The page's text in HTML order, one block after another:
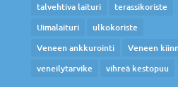
talvehtiva laituri
terassikoriste
Uimalaituri
ulkokoriste
Veneen ankkurointi
Veneen
veneilytarvike
vihreä kestopuu